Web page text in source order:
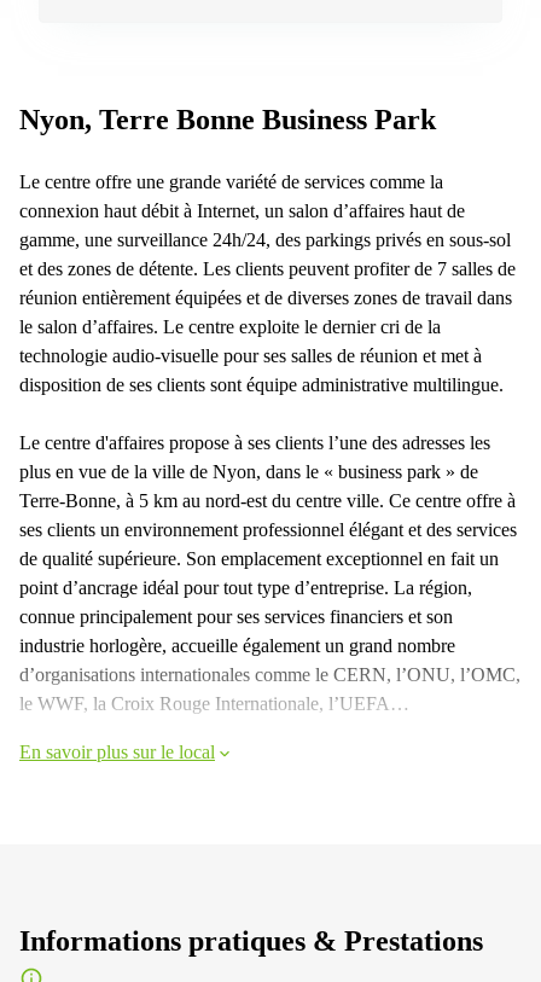
Pièce
1
10 Zürich
Nyon, Terre Bonne Business Park
Le centre offre une grande variété de services comme la
connexion haut débit à Internet, un salon d’affaires haut de
gamme, une surveillance 24h/24, des parkings privés en sous-sol
et des zones de détente. Les clients peuvent profiter de 7 salles de
réunion entièrement équipées et de diverses zones de travail dans
le salon d’affaires. Le centre exploite le dernier cri de la
technologie audio-visuelle pour ses salles de réunion et met à
disposition de ses clients sont équipe administrative multilingue.
Le centre d'affaires propose à ses clients l’une des adresses les
plus en vue de la ville de Nyon, dans le « business park » de
Terre-Bonne, à 5 km au nord-est du centre ville. Ce centre offre à
ses clients un environnement professionnel élégant et des services
de qualité supérieure. Son emplacement exceptionnel en fait un
point d’ancrage idéal pour tout type d’entreprise. La région,
connue principalement pour ses services financiers et son
industrie horlogère, accueille également un grand nombre
d’organisations internationales comme le CERN, l’ONU, l’OMC,
le WWF, la Croix Rouge Internationale, l’UEFA…
En savoir plus sur le local
Informations pratiques & Prestations